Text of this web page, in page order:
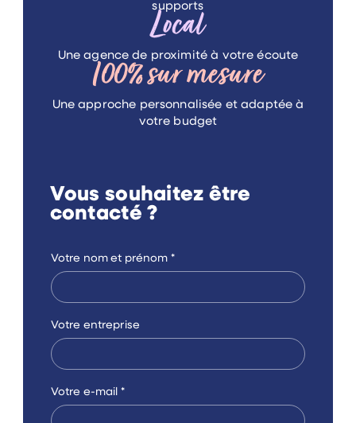
supports
Local
Une agence de proximitéà votre écoute
100%sur mesure
Une approche personnalisée et adaptée à
votre budget
Vous souhaitez être
contacté ?
Votre nom et prénom *
Votre entreprise
Votre e-mail *